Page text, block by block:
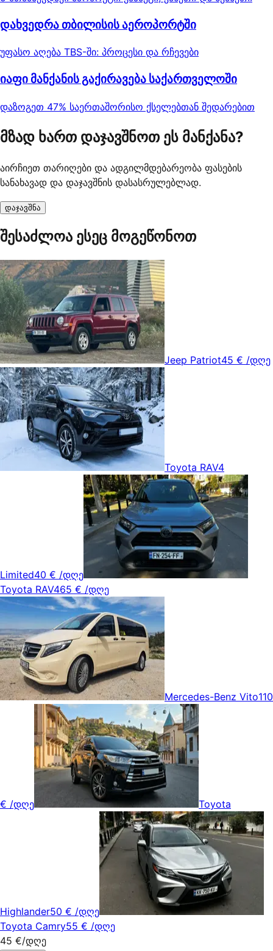
დახვედრა თბილისის აეროპორტში
უფასო აღება TBS-ში: პროცესი და რჩევები
იაფი მანქანის გაქირავება საქართველოში
დაზოგეთ 47% საერთაშორისო ქსელებთან შედარებით
მზად ხართ დაჯავშნოთ ეს მანქანა?
აირჩიეთ თარიღები და ადგილმდებარეობა ფასების
სანახავად და დაჯავშნის დასასრულებლად.
დაჯავშნა
შესაძლოა ესეც მოგეწონოთ
Jeep Patriot45 € /დღე
Toyota RAV4
Limited40 € /დღე
Toyota RAV465 € /დღე
Mercedes-Benz Vito110
€ /დღე Toyota
Highlander50 € /დღე
Toyota Camry55 € /დღე
45 €/დღე